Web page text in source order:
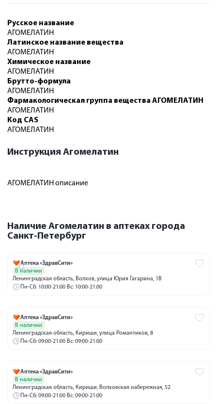
Русское название
АГОМЕЛАТИН
Латинское название вещества
АГОМЕЛАТИН
Химическое название
АГОМЕЛАТИН
Брутто-формула
АГОМЕЛАТИН
Фармакологическая группа вещества АГОМЕЛАТИН
АГОМЕЛАТИН
Код CAS
АГОМЕЛАТИН
Инструкция Агомелатин
АГОМЕЛАТИН описание
Наличие Агомелатин в аптеках города
Санкт-Петербург
Аптека «ЗдравСити»
В наличии
Ленинградская область, Волхов, улица Юрия Гагарина, 1В
Пн-Сб: 10:00-21:00 Вс: 10:00-21:00
Аптека «ЗдравСити»
В наличии
Ленинградская область, Кириши, улица Романтиков, 8
Пн-Сб: 09:00-21:00 Вс: 09:00-21:00
Аптека «ЗдравСити»
В наличии
Ленинградская область, Кириши, Волховская набережная, 52
Пн-Сб: 09:00-21:00 Вс: 09:00-21:00